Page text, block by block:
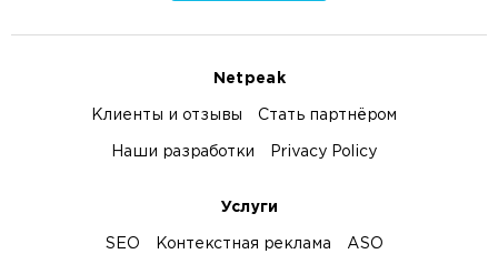
Netpeak
Клиенты и отзывы Стать партнёром
Наши разработки Privacy Policy
Услуги
SEO Контекстная реклама ASO